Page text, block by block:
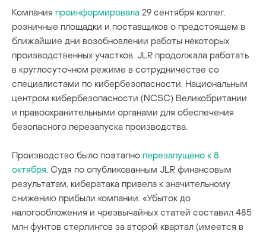
Компания проинформировала 29 сентября коллег,
розничные площадки и поставщиков о предстоящем в
ближайшие дни возобновлении работы некоторых
производственных участков. JLR продолжала работать
в круглосуточном режиме в сотрудничестве со
специалистами по кибербезопасности, Национальным
центром кибербезопасности (NCSC) Великобритании
и правоохранительными органами для обеспечения
безопасного перезапуска производства.
Производство было поэтапно перезапущено к 8
октября. Судя по опубликованным JLR финансовым
результатам, кибератака привела к значительному
снижению прибыли компании. «Убыток до
налогообложения и чрезвычайных статей составил 485
млн фунтов стерлингов за второй квартал (имеется в